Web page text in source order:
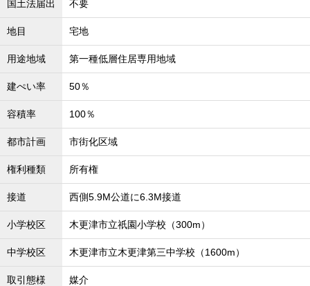
国土法届出 不要
地目 宅地
用途地域 第一種低層住居専用地域
建ぺい率 50％
容積率 100％
都市計画 市街化区域
権利種類 所有権
接道 西側5.9M公道に6.3M接道
小学校区 木更津市立祇園小学校（300m）
中学校区 木更津市立木更津第三中学校（1600m）
取引態様 媒介